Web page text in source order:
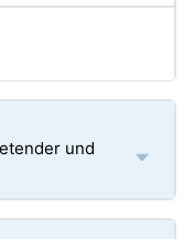
und